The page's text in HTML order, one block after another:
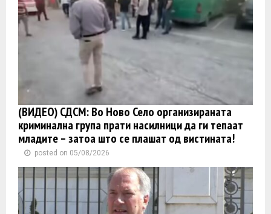
(ВИДЕО) СДСМ: Во Ново Село организираната
криминална група прати насилници да ги тепаат
младите – затоа што се плашат од вистината!
posted on 05/08/2026